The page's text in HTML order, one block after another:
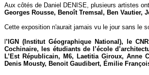
Aux côtés de Daniel DENISE, plusieurs artistes
Georges Rousse, Benoît Tremsal, Ben Vautier,
Cette exposition n'aurait jamais vu le jour sans le
’IGN (Institut Géographique National), le
Cochinaire, les étudiants de l’école
L’Est Républicain, M6, Laetitia Giroux, Anne
Denis Mousty, Benoit Gaudibert, Émilie